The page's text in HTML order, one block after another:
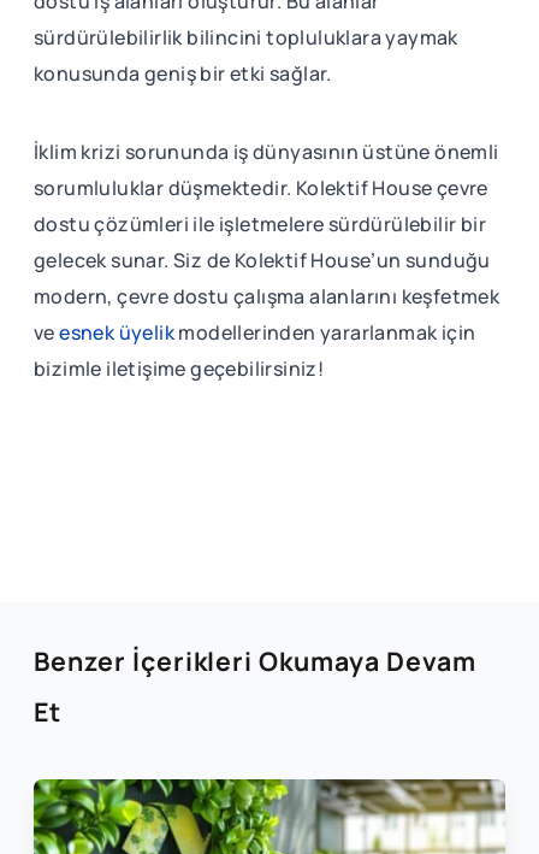
sürdürülebilirlik bilincini topluluklara yaymak
konusunda geniş bir etki sağlar.
İklim krizi sorununda iş dünyasının üstüne önemli
sorumluluklar düşmektedir. Kolektif House çevre
dostu çözümleri ile işletmelere sürdürülebilir bir
gelecek sunar. Siz de Kolektif House’un sunduğu
modern, çevre dostu çalışma alanlarını keşfetmek
veesnek üyelikmodellerinden yararlanmak için
bizimle iletişime geçebilirsiniz!
Benzer İçerikleri Okumaya Devam
Et